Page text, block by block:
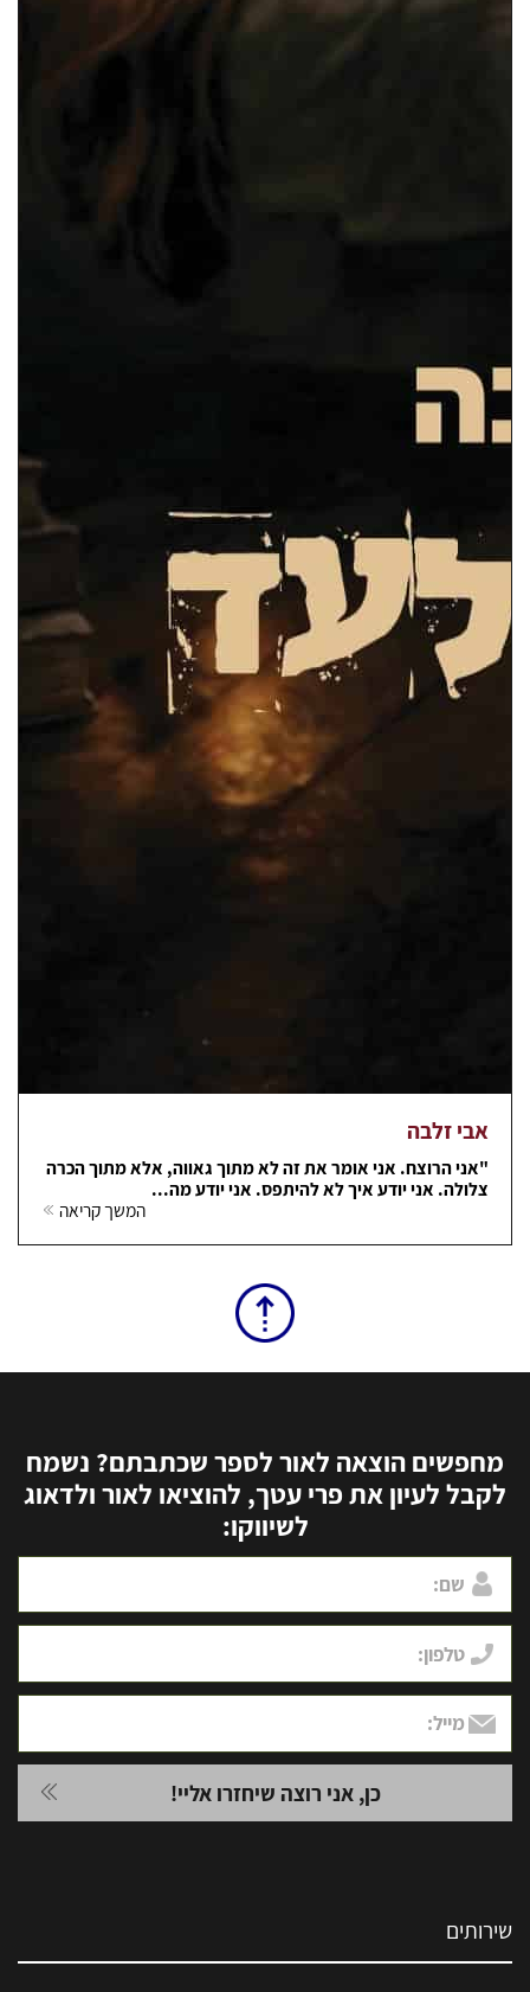
אבי זלבה
"אני הרוצח. אני אומר את זה לא מתוך גאווה, אלא מתוך הכרה
צלולה. אני יודע איך לא להיתפס. אני יודע מה...
המשך קריאה
מחפשים הוצאה לאור לספר שכתבתם? נשמח
לקבל לעיון את פרי עטך, להוציאו לאור ולדאוג
לשיווקו:
שירותים